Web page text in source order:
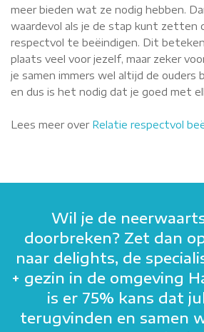
meer bieden wat ze nodig hebben.
waardevol als je de stap kunt zetten
respectvol te beëindigen. Dit
plaats veel voor jezelf, maar zeker
je samen immers wel altijd de ouders
en dus is het nodig dat je goed met
Lees meer over Relatie respectvol
Wil je de
doorbreken? Zet dan
naar delights, de
+ gezin in de omgeving
is er 75% kans dat
terugvinden en samen